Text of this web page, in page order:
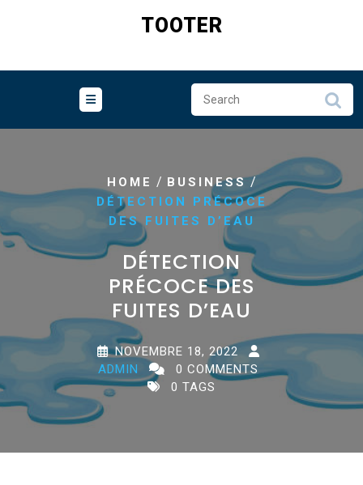
TOOTER
HOME / BUSINESS/
DÉTECTION PRÉCOCE
DES FUITES D’EAU
DÉTECTION
PRÉCOCE DES
FUITES D’EAU
NOVEMBRE 18, 2022
ADMIN
0 COMMENTS
0 TAGS